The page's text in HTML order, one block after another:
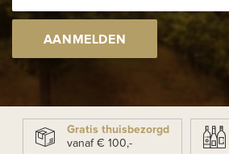
AANMELDEN
Gratis thuisbezorgd
vanaf € 100,-